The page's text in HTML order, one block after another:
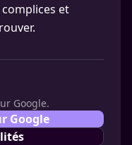
et
Google.
Google